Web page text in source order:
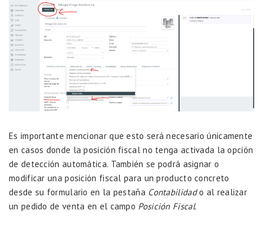
Es importante mencionar que esto será necesario únicamente
en casos donde la posición fiscal no tenga activada la opción
de detección automática. También se podrá asignar o
modificar una posición fiscal para un producto concreto
desde su formulario en la pestaña Contabilidado al realizar
un pedido de venta en el campo Posición Fiscal.